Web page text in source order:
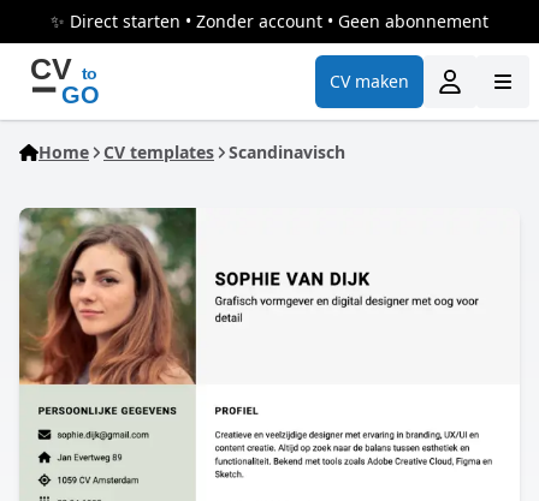
✨ Direct starten • Zonder account • Geen abonnement
CV maken
Home CV templates Scandinavisch